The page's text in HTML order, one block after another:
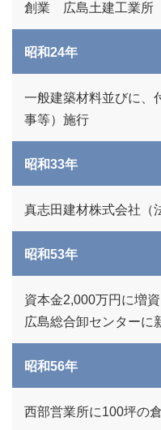
創業 広島土建工業所
昭和24年
一般建築材料並びに、
事等）施行
昭和33年
真志田建材株式会社（
昭和53年
資本金2,000万円に増資
広島総合卸センターに
昭和56年
西部営業所に100坪の